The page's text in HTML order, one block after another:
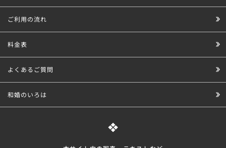
ご利用の流れ
料金表
よくあるご質問
和婚のいろは